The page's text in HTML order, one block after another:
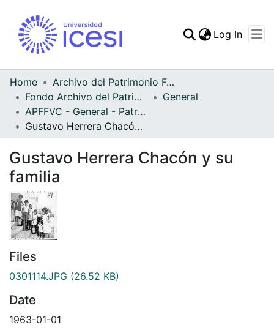
Statistics
Log In
Home
Archivo del Patrimonio Fotográfico y Fílmico del Valle del Cauca
Fondo Archivo del Patrimonio Fotográfico y Fílmico del Valle del Cauca
General
APFFVC - General - Patrimonial
Gustavo Herrera Chacón y su familia
Gustavo Herrera Chacón y su
familia
Files
0301114.JPG (26.52 KB)
Date
1963-01-01